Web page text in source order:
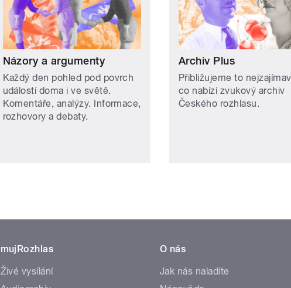
Názory a argumenty
Každý den pohled pod povrch
událostí doma i ve světě.
Komentáře, analýzy. Informace,
rozhovory a debaty.
Archiv Plus
Přibližujeme to
co nabízí zvukový archiv
Českého rozhlasu.
mujRozhlas
Živé vysílání
O nás
Jak nás naladíte